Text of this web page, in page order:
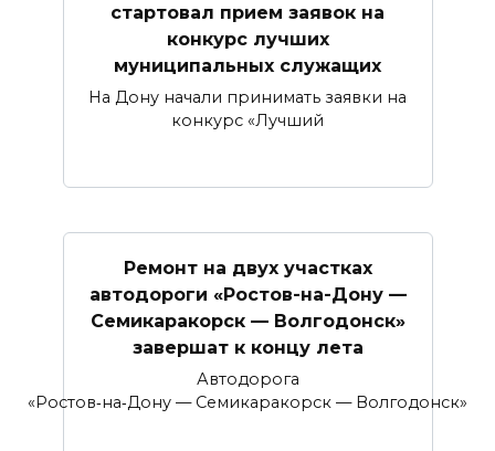
стартовал прием заявок на
конкурс лучших
муниципальных служащих
На Дону начали принимать заявки на
конкурс «Лучший
Ремонт на двух участках
автодороги «Ростов-на-Дону —
Семикаракорск — Волгодонск»
завершат к концу лета
Автодорога
«Ростов‑на‑Дону — Семикаракорск — Волгодонск»